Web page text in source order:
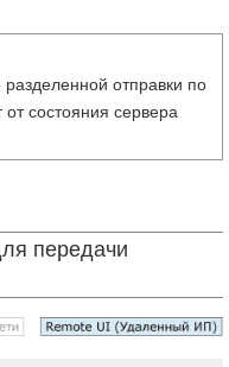
отправки по
от состояния сервера
передачи